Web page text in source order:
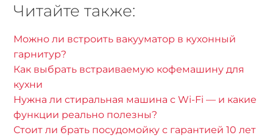
Читайте также:
Можно ли встроить вакууматор в кухонный
гарнитур?
Как выбрать встраиваемую кофемашину для
кухни
Нужна ли стиральная машина с Wi-Fi — и какие
функции реально полезны?
Стоит ли брать посудомойку с гарантией 10 лет